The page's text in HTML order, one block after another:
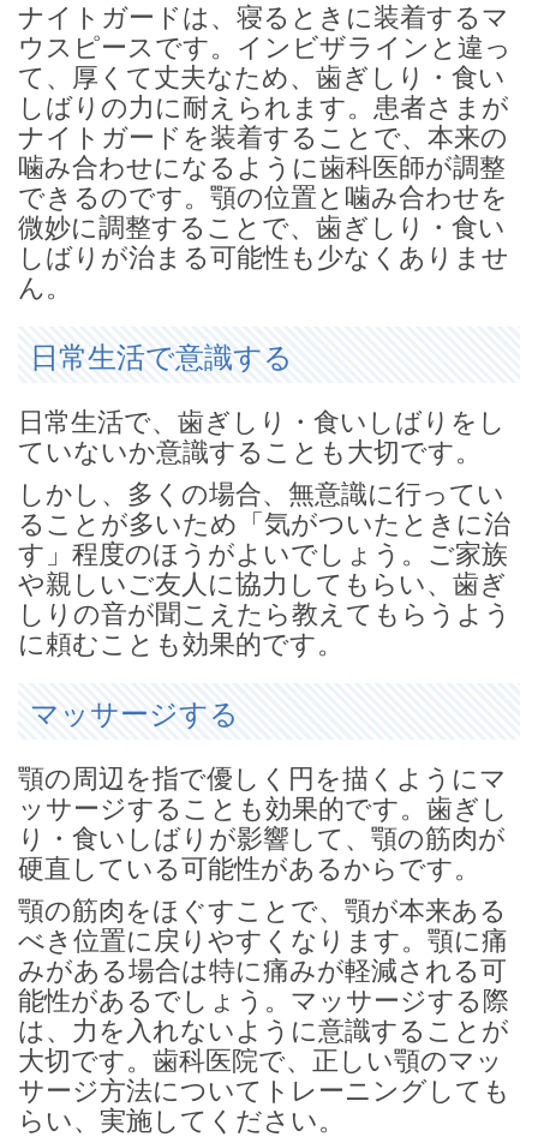
ナイトガードは、寝るときに装着するマ
ウスピースです。インビザラインと違っ
て、厚くて丈夫なため、歯ぎしり・食い
しばりの力に耐えられます。患者さまが
ナイトガードを装着することで、本来の
噛み合わせになるように歯科医師が調整
できるのです。顎の位置と噛み合わせを
微妙に調整することで、歯ぎしり・食い
しばりが治まる可能性も少なくありませ
ん。
日常生活で意識する
日常生活で、歯ぎしり・食いしばりをし
ていないか意識することも大切です。
しかし、多くの場合、無意識に行ってい
ることが多いため「気がついたときに治
す」程度のほうがよいでしょう。ご家族
や親しいご友人に協力してもらい、歯ぎ
しりの音が聞こえたら教えてもらうよう
に頼むことも効果的です。
マッサージする
顎の周辺を指で優しく円を描くようにマ
ッサージすることも効果的です。歯ぎし
り・食いしばりが影響して、顎の筋肉が
硬直している可能性があるからです。
顎の筋肉をほぐすことで、顎が本来ある
べき位置に戻りやすくなります。顎に痛
みがある場合は特に痛みが軽減される可
能性があるでしょう。マッサージする際
は、力を入れないように意識することが
大切です。歯科医院で、正しい顎のマッ
サージ方法についてトレーニングしても
らい、実施してください。